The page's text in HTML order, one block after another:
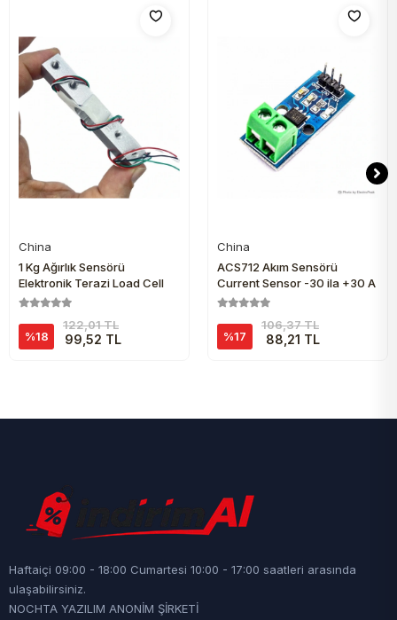
China
1 Kg Ağırlık Sensörü
Elektronik Terazi Load Cell
%18
122,01 TL
99,52 TL
China
ACS712 Akım Sensörü
Current Sensor -30 ila +30 A
%17
106,37 TL
88,21 TL
Haftaiçi 09:00 - 18:00 Cumartesi 10:00 - 17:00 saatleri arasında
ulaşabilirsiniz.
NOCHTA YAZILIM ANONİM ŞİRKETİ